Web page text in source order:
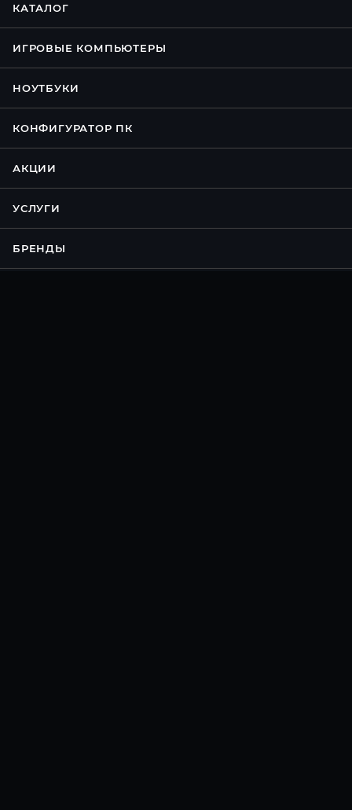
КАТАЛОГ
ИГРОВЫЕ КОМПЬЮТЕРЫ
НОУТБУКИ
КОНФИГУРАТОР ПК
АКЦИИ
УСЛУГИ
БРЕНДЫ